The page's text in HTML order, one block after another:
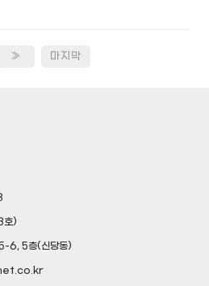
» 마지막
호)
5-6, 5층(신당동)